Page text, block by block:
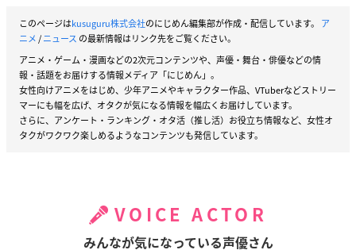
このページはkusuguru株式会社のにじめん編集部が作成・配信しています。 ア
ニメ/ニュース の最新情報はリンク先をご覧ください。
アニメ・ゲーム・漫画などの2次元コンテンツや、声優・舞台・俳優などの情
報・話題をお届けする情報メディア「にじめん」。
女性向けアニメをはじめ、少年アニメやキャラクター作品、VTuberなどストリー
マーにも幅を広げ、オタクが気になる情報を幅広くお届けしています。
さらに、アンケート・ランキング・オタ活（推し活）お役立ち情報など、女性オ
タクがワクワク楽しめるようなコンテンツも発信しています。
VOICE ACTOR
みんなが気になっている声優さん